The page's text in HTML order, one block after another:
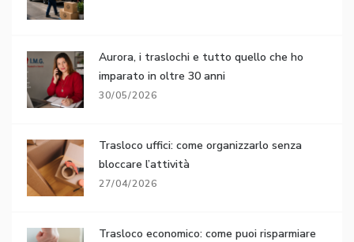
Aurora, i traslochi e tutto quello che ho
imparato in oltre 30 anni
30/05/2026
Trasloco uffici: come organizzarlo senza
bloccare l’attività
27/04/2026
Trasloco economico: come puoi risparmiare